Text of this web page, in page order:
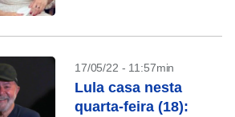
17/05/22 - 11:57min
Lula casa nesta
quarta-feira (18):